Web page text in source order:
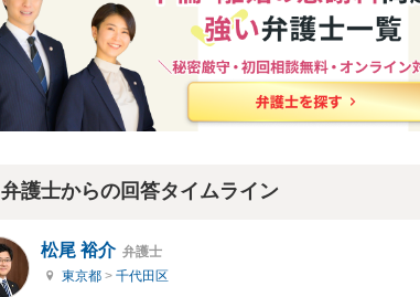
弁護士からの回答タイムライン
松尾 裕介 弁護士
東京都 > 千代田区